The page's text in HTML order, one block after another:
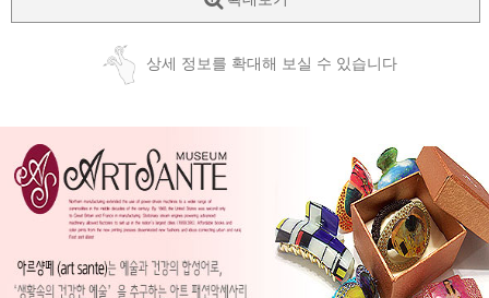
상세 정보를 확대해 보실 수 있습니다